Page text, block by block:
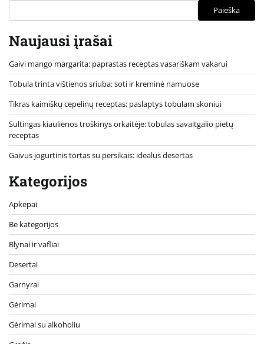
Paieška
Naujausi įrašai
Gaivi mango margarita: paprastas receptas vasariškam vakarui
Tobula trinta vištienos sriuba: soti ir kreminė namuose
Tikras kaimiškų cepelinų receptas: paslaptys tobulam skoniui
Sultingas kiaulienos troškinys orkaitėje: tobulas savaitgalio pietų
receptas
Gaivus jogurtinis tortas su persikais: idealus desertas
Kategorijos
Apkepai
Be kategorijos
Blynai ir vafliai
Desertai
Garnyrai
Gėrimai
Gėrimai su alkoholiu